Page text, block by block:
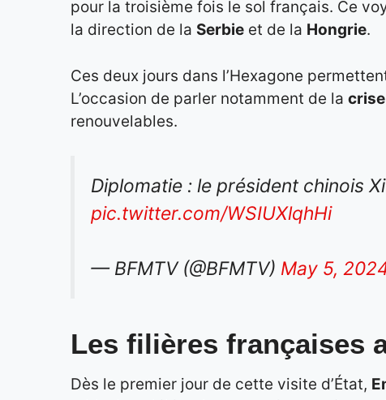
pour la troisième fois le sol français. Ce
la direction de la Serbie et de la Hongrie.
Ces deux jours dans l’Hexagone
L’occasion de parler notamment de la
renouvelables.
Diplomatie : le président chinois
pic.twitter.com/WSIUXlqhHi
— BFMTV (@BFMTV) May 5,
Les filières françaises
Dès le premier jour de cette visite d’État,